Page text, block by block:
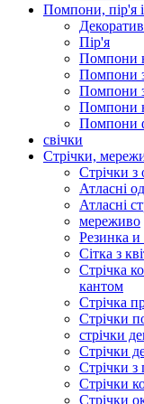
Помпони, пір'я і
Пір'я
Помпони
Помпони
Помпони
Помпони
Помпони
свічки
Стрічки,
Стрічки з
Атласні
Атласні
мереживо
Резинка и
Сітка з
Стрічка
кантом
Стрічка
Стрічки
стрічки
Стрічки
Стрічки з
Стрічки
Стрічки